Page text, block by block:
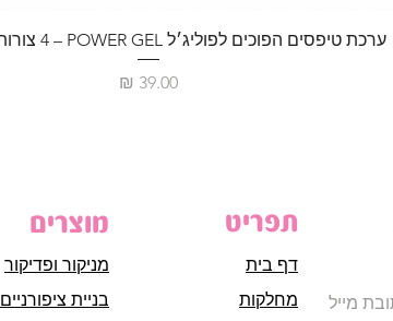
ערכת טיפסים הפוכים לפוליג׳ל POWER GEL – ‏4 צורות רב־פעמיות
מחיר
מוצרים
מניקור ופדיקור
בניית ציפורניים
תפריט
דף בית
מחלקות